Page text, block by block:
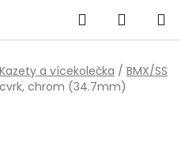
Hledat
KOŠÍK
Kazety a vícekolečka / BMX/SS
chrom (34.7mm)